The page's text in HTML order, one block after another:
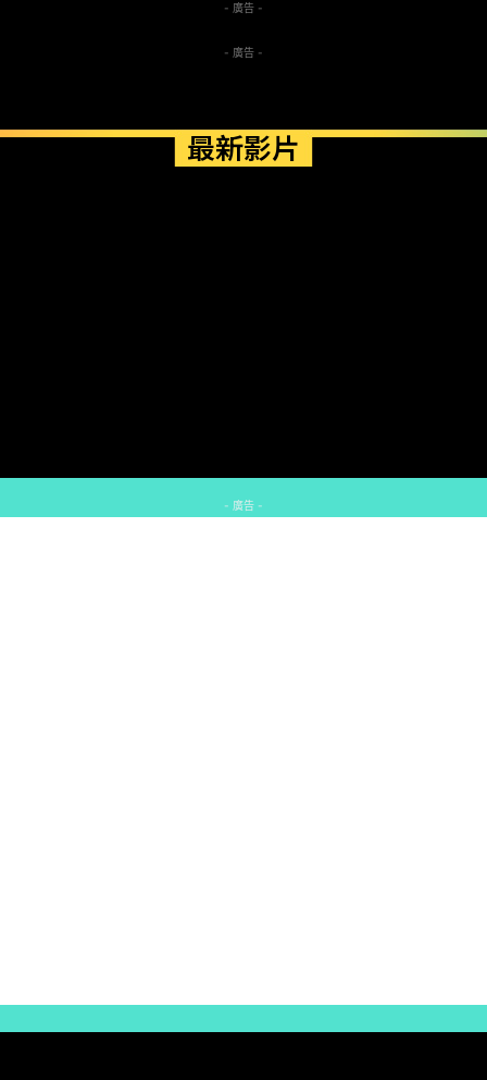
- 廣告 -
- 廣告 -
最新影片
- 廣告 -